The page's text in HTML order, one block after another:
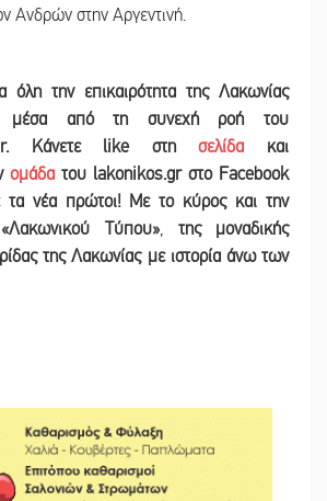
Ανδρών στην Αργεντινή.
όλη την επικαιρότητα της Λακωνίας
μέσα από τη συνεχή ροή του
Κάνετε like στησελίδα και
ομάδα του lakonikos.gr στο Facebook
τα νέα πρώτοι! Με το κύρος και την
Τύπου», της μοναδικής
της Λακωνίας με ιστορία άνω των